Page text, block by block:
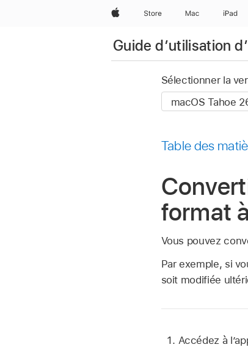
AppleStore Mac iPad
Guide d’utilisation
Sélectionner la
Table des
format
Vous pouvez
Par exemple, si
soit modifiée
Accédez à